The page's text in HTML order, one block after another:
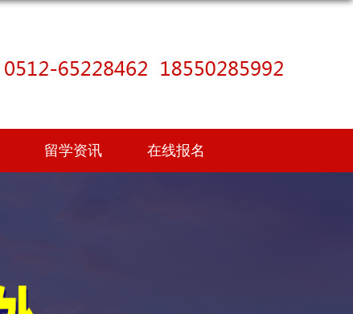
留学资讯 在线报名